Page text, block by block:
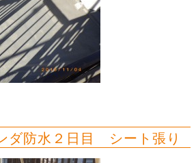
防水２日目 シート張り